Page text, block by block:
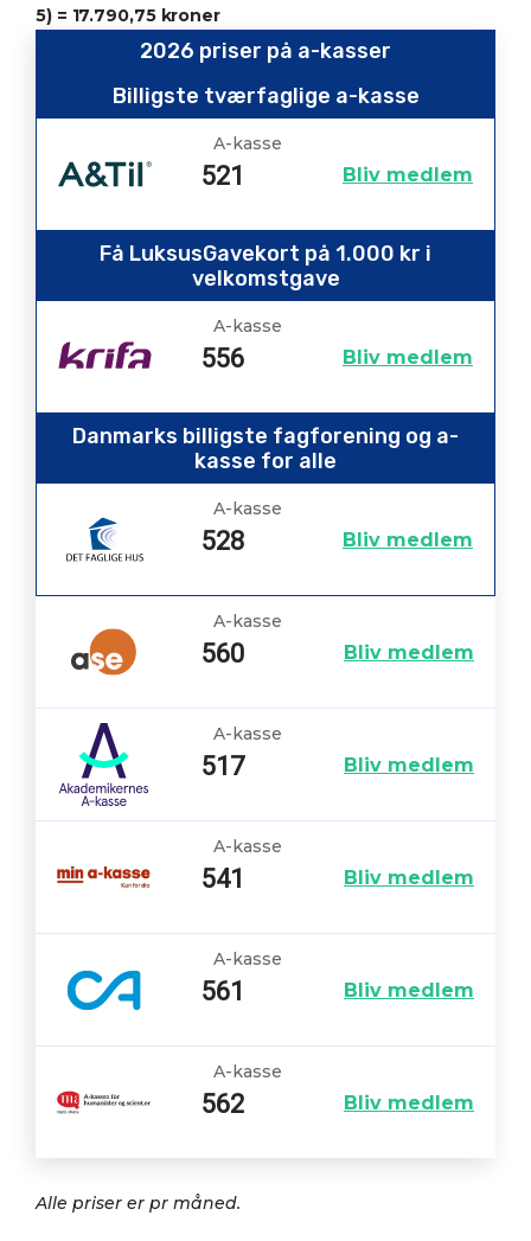
5) = 17.790,75 kroner
2026 priser på a-kasser
Billigste tværfaglige a-kasse
A-kasse
521 Bliv medlem
Få LuksusGavekort på 1.000 kr i
velkomstgave
A-kasse
556 Bliv medlem
Danmarks billigste fagforening og a-
kasse for alle
A-kasse
528 Bliv medlem
A-kasse
560 Bliv medlem
A-kasse
517 Bliv medlem
A-kasse
541 Bliv medlem
A-kasse
561 Bliv medlem
A-kasse
562 Bliv medlem
Alle priser er pr måned.